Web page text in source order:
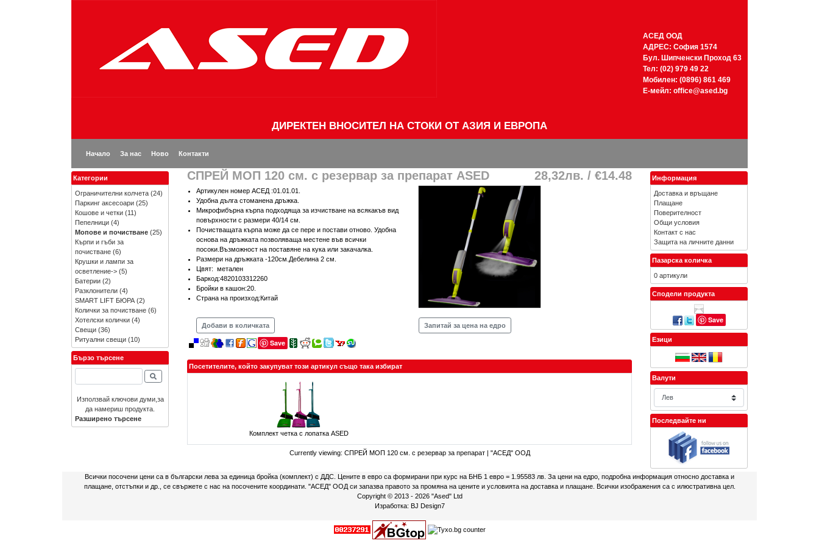
АСЕД ООД
АДРЕС: София 1574
Бул. Шипченски Проход 63
Тел: (02) 979 49 22
Мобилен: (0896) 861 469
Е-мейл: office@ased.bg
ДИРЕКТЕН ВНОСИТЕЛ НА СТОКИ ОТ АЗИЯ И ЕВРОПА
Начало За нас Ново Контакти
28,32лв. / €14.48
СПРЕЙ МОП 120 см. с резервар за препарат ASED
Артикулен номер АСЕД :01.01.01.
Удобна дълга стоманена дръжка.
Микрофибърна кърпа подходяща за изчистване на всякакъв вид
повърхности с размери 40/14 см.
Почистващата кърпа може да се пере и постави отново. Удобна
основа на дръжката позволяваща местене във всички
посоки.Възможност на поставяне на кука или закачалка.
Размери на дръжката -120см.Дебелина 2 см.
Цвят: метален
Баркод:4820103312260
Бройки в кашон:20.
Страна на произход:Китай
Добави в количката Запитай за цена на едро
Save
Посетителите, който закупуват този артикул също така избират
Комплект четка с лопатка ASED
Currently viewing: СПРЕЙ МОП 120 см. с резервар за препарат | "АСЕД" ООД
Категории
Ограничителни колчета (24)
Паркинг аксесоари (25)
Кошове и четки (11)
Пепелници (4)
Мопове и почистване (25)
Кърпи и гъби за
почистване (6)
Крушки и лампи за
осветление-> (5)
Батерии (2)
Разклонители (4)
SMART LIFT БЮРА (2)
Колички за почистване (6)
Хотелски колички (4)
Свещи (36)
Ритуални свещи (10)
Бързо търсене
Използвай ключови думи,за
да намериш продукта.
Разширено търсене
Информация
Доставка и връщане
Плащане
Поверителност
Общи условия
Контакт с нас
Защита на личните данни
Пазарска количка
0 артикули
Сподели продукта
Save
Езици
Валути
Последвайте ни
Всички посочени цени са в български лева за единица бройка (комплект) с ДДС. Цените в евро са формирани при курс на БНБ 1 евро = 1.95583 лв. За цени на едро, подробна информация относно доставка и
плащане, отстъпки и др., се свържете с нас на посочените координати. "АСЕД" ООД си запазва правото за промяна на цените и условията на доставка и плащане. Всички изображения са с илюстративна цел.
Copyright © 2013 - 2026 "Ased" Ltd
Изработка: BJ Design7